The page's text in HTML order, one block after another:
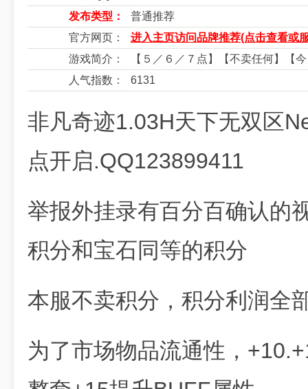
发布类型：
普通推荐
官方网页：
进入主页访问品牌推荐(点击查看或
游戏简介：
【５／６／７点】【不卖任何】【
人气指数：
6131
非凡奇迹1.03H天下无双区
点开启.QQ123899411
举报外挂录有百分百确认的
积分和宝石同等的积分
本服不卖积分，积分利润全
为了市场物品流通性，